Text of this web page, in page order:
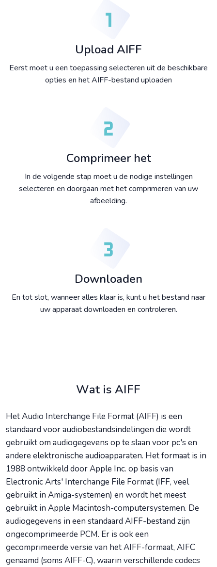
Upload AIFF
Eerst moet u een toepassing selecteren uit de beschikbare
opties en het AIFF-bestand uploaden
Comprimeer het
In de volgende stap moet u de nodige instellingen
selecteren en doorgaan met het comprimeren van uw
afbeelding.
Downloaden
En tot slot, wanneer alles klaar is, kunt u het bestand naar
uw apparaat downloaden en controleren.
Wat is AIFF
Het Audio Interchange File Format (AIFF) is een
standaard voor audiobestandsindelingen die wordt
gebruikt om audiogegevens op te slaan voor pc's en
andere elektronische audioapparaten. Het formaat is in
1988 ontwikkeld door Apple Inc. op basis van
Electronic Arts' Interchange File Format (IFF, veel
gebruikt in Amiga-systemen) en wordt het meest
gebruikt in Apple Macintosh-computersystemen. De
audiogegevens in een standaard AIFF-bestand zijn
ongecomprimeerde PCM. Er is ook een
gecomprimeerde versie van het AIFF-formaat, AIFC
genaamd (soms AIFF-C), waarin verschillende codecs